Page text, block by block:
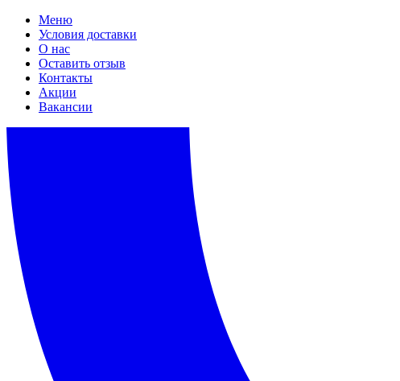
Меню
Условия доставки
О нас
Оставить отзыв
Контакты
Акции
Вакансии